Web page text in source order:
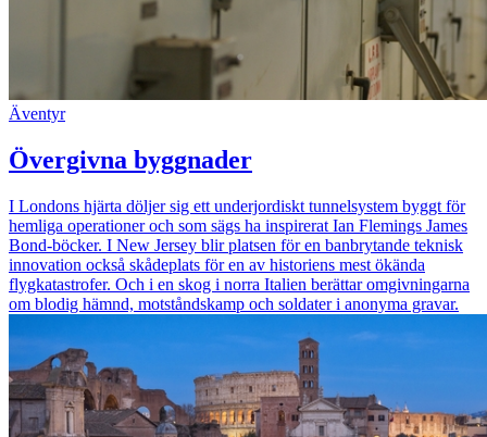
Äventyr
Övergivna byggnader
I Londons hjärta döljer sig ett underjordiskt tunnelsystem byggt för
hemliga operationer och som sägs ha inspirerat Ian Flemings James
Bond-böcker. I New Jersey blir platsen för en banbrytande teknisk
innovation också skådeplats för en av historiens mest ökända
flygkatastrofer. Och i en skog i norra Italien berättar omgivningarna
om blodig hämnd, motståndskamp och soldater i anonyma gravar.